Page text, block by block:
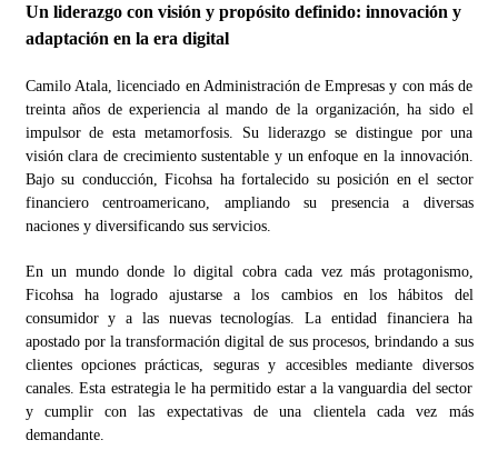
Un liderazgo con visión y propósito definido: innovación y
adaptación en la era digital
Camilo Atala, licenciado en Administración de Empresas y con más de
treinta años de experiencia al mando de la organización, ha sido el
impulsor de esta metamorfosis. Su liderazgo se distingue por una
visión clara de crecimiento sustentable y un enfoque en la innovación.
Bajo su conducción, Ficohsa ha fortalecido su posición en el sector
financiero centroamericano, ampliando su presencia a diversas
naciones y diversificando sus servicios.
En un mundo donde lo digital cobra cada vez más protagonismo,
Ficohsa ha logrado ajustarse a los cambios en los hábitos del
consumidor y a las nuevas tecnologías. La entidad financiera ha
apostado por la transformación digital de sus procesos, brindando a sus
clientes opciones prácticas, seguras y accesibles mediante diversos
canales. Esta estrategia le ha permitido estar a la vanguardia del sector
y cumplir con las expectativas de una clientela cada vez más
demandante.